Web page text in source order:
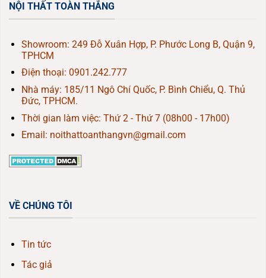
NỘI THẤT TOÀN THẮNG
Showroom: 249 Đỗ Xuân Hợp, P. Phước Long B, Quận 9,
TPHCM
Điện thoại: 0901.242.777
Nhà máy: 185/11 Ngô Chí Quốc, P. Bình Chiểu, Q. Thủ
Đức, TPHCM.
Thời gian làm việc: Thứ 2 - Thứ 7 (08h00 - 17h00)
Email: noithattoanthangvn@gmail.com
VỀ CHÚNG TÔI
Tin tức
Tác giả